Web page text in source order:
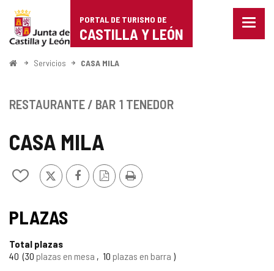
Portal
de
Turismo
Castilla
León
PORTAL DE TURISMO DE
CASTILLA Y LEÓN
Menu
InicioServicios CASA MILA
CASA MILA
Añadir/quitar
cuadernos
X FacebookVersión
PDF
Imprimir
RESTAURANTE / BAR 1 TENEDOR
PLAZAS
Total plazas
40 30 plazas en mesa 10 plazas en barra